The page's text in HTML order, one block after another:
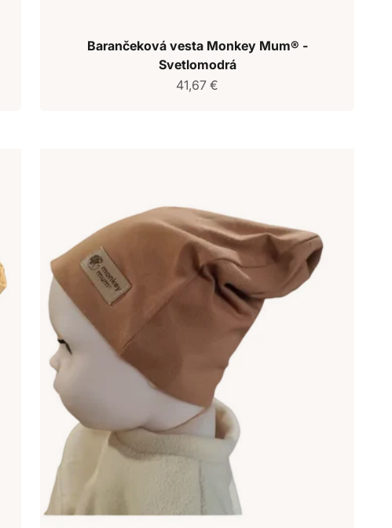
Barančeková vesta Monkey Mum® -
Svetlomodrá
Predajná cena
41,67 €